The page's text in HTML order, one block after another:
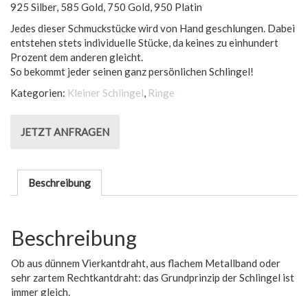
925 Silber, 585 Gold, 750 Gold, 950 Platin
Jedes dieser Schmuckstücke wird von Hand geschlungen. Dabei
entstehen stets individuelle Stücke, da keines zu einhundert
Prozent dem anderen gleicht.
So bekommt jeder seinen ganz persönlichen Schlingel!
Kategorien: Kleiner Schlingel, Ringe
JETZT ANFRAGEN
Beschreibung
Beschreibung
Ob aus dünnem Vierkantdraht, aus flachem Metallband oder
sehr zartem Rechtkantdraht: das Grundprinzip der Schlingel ist
immer gleich.